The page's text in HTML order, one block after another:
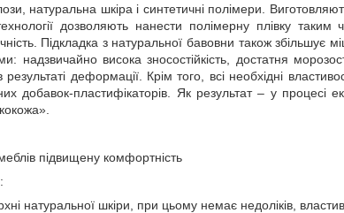
натуральна шкіра і синтетичні полімери.
дозволяють нанести полімерну плівку
Підкладка з натуральної бавовни також збільшує
надзвичайно висока зносостійкість, достатня
деформації. Крім того, всі необхідні
добавок-пластифікаторів. Як результат – у процесі
підвищену комфортність
натуральної шкіри, при цьому немає недоліків,